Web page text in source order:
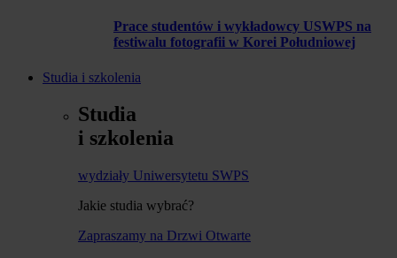
Prace studentów i wykładowcy USWPS na
festiwalu fotografii w Korei Południowej
Studia i szkolenia
Studia
i szkolenia
wydziały Uniwersytetu SWPS
Jakie studia wybrać?
Zapraszamy na Drzwi Otwarte